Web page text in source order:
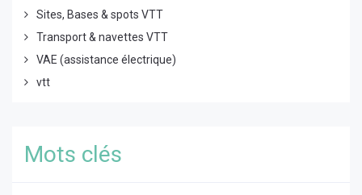
Sites, Bases & spots VTT
Transport & navettes VTT
VAE (assistance électrique)
vtt
Mots clés